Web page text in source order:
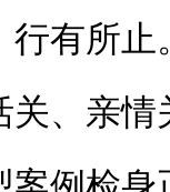
有所
、亲情